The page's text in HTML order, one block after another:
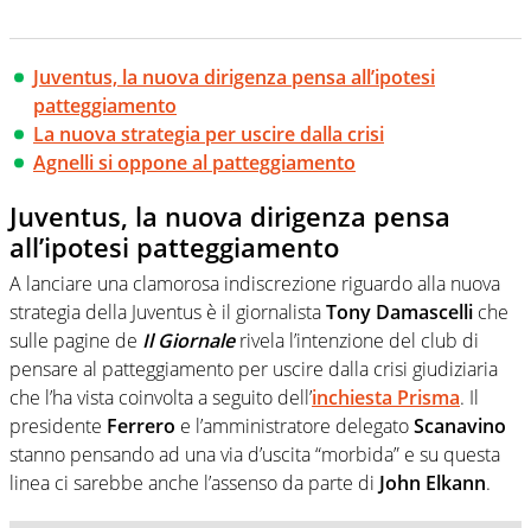
Juventus, la nuova dirigenza pensa all’ipotesi
patteggiamento
La nuova strategia per uscire dalla crisi
Agnelli si oppone al patteggiamento
Juventus, la nuova dirigenza pensa
all’ipotesi patteggiamento
A lanciare una clamorosa indiscrezione riguardo alla nuova
strategia della Juventus è il giornalistaTony Damascelli che
sulle pagine de Il Giornalerivela l’intenzione del club di
pensare al patteggiamento per uscire dalla crisi giudiziaria
che l’ha vista coinvolta a seguito dell’inchiesta Prisma. Il
presidente Ferrero e l’amministratore delegatoScanavino
stanno pensando ad una via d’uscita “morbida” e su questa
linea ci sarebbe anche l’assenso da parte di John Elkann.